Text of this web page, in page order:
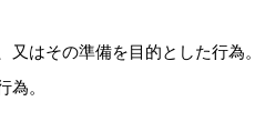
はその準備を目的とした行為。
。